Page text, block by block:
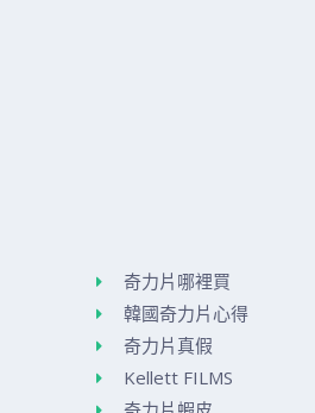
奇力片哪裡買
韓國奇力片心得
奇力片真假
Kellett FILMS